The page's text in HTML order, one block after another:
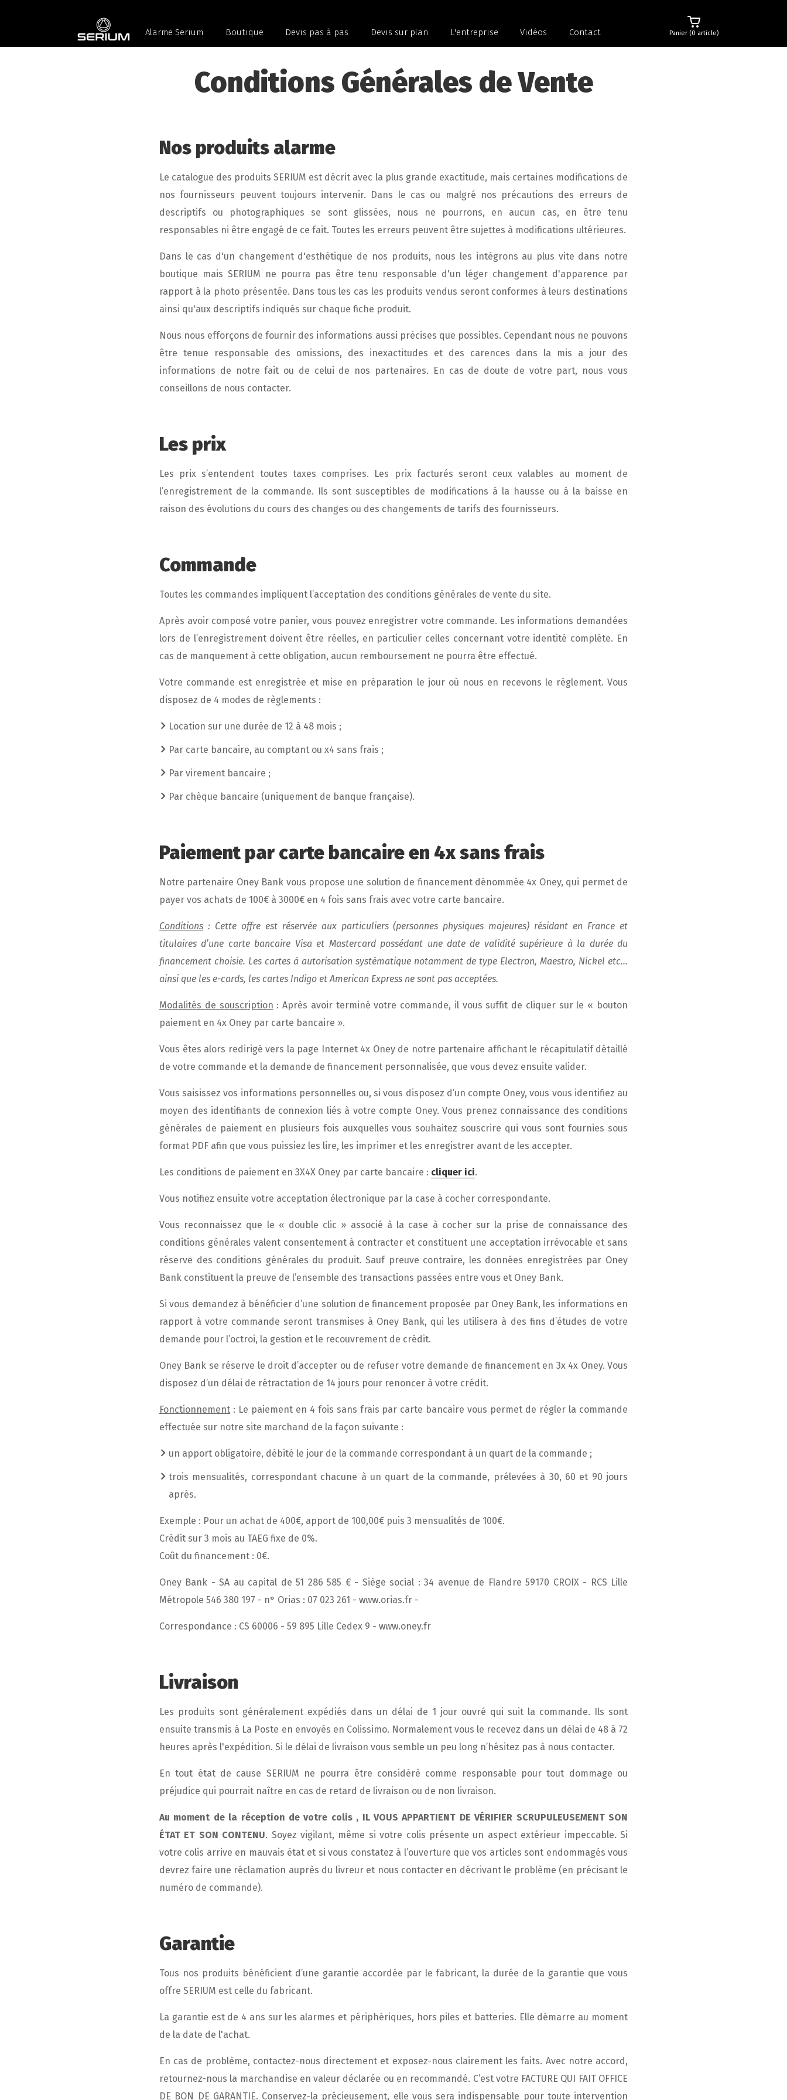
Alarme Serium Boutique Devis pas à pas Devis sur plan L'entreprise Vidéos Contact Panier (0 article)
Conditions Générales de Vente
Nos produits alarme
Le catalogue des produits SERIUM est décrit avec la plus grande exactitude, mais certaines modifications de
nos fournisseurs peuvent toujours intervenir. Dans le cas ou malgré nos précautions des erreurs de
descriptifs ou photographiques se sont glissées, nous ne pourrons, en aucun cas, en être tenu
responsables ni être engagé de ce fait. Toutes les erreurs peuvent être sujettes à modifications ultérieures.
Dans le cas d'un changement d'esthétique de nos produits, nous les intégrons au plus vite dans notre
boutique mais SERIUM ne pourra pas être tenu responsable d'un léger changement d'apparence par
rapport à la photo présentée. Dans tous les cas les produits vendus seront conformes à leurs destinations
ainsi qu'aux descriptifs indiqués sur chaque fiche produit.
Nous nous efforçons de fournir des informations aussi précises que possibles. Cependant nous ne pouvons
être tenue responsable des omissions, des inexactitudes et des carences dans la mis a jour des
informations de notre fait ou de celui de nos partenaires. En cas de doute de votre part, nous vous
conseillons de nous contacter.
Les prix
Les prix s’entendent toutes taxes comprises. Les prix facturés seront ceux valables au moment de
l’enregistrement de la commande. Ils sont susceptibles de modifications à la hausse ou à la baisse en
raison des évolutions du cours des changes ou des changements de tarifs des fournisseurs.
Commande
Toutes les commandes impliquent l’acceptation des conditions générales de vente du site.
Après avoir composé votre panier, vous pouvez enregistrer votre commande. Les informations demandées
lors de l’enregistrement doivent être réelles, en particulier celles concernant votre identité complète. En
cas de manquement à cette obligation, aucun remboursement ne pourra être effectué.
Votre commande est enregistrée et mise en préparation le jour où nous en recevons le règlement. Vous
disposez de 4 modes de règlements :
Location sur une durée de 12 à 48 mois ;
Par carte bancaire, au comptant ou x4 sans frais ;
Par virement bancaire ;
Par chèque bancaire (uniquement de banque française).
Paiement par carte bancaire en 4x sans frais
Notre partenaire Oney Bank vous propose une solution de financement dénommée 4x Oney, qui permet de
payer vos achats de 100€ à 3000€ en 4 fois sans frais avec votre carte bancaire.
Conditions : Cette offre est réservée aux particuliers (personnes physiques majeures) résidant en France et
titulaires d’une carte bancaire Visa et Mastercard possédant une date de validité supérieure à la durée du
financement choisie. Les cartes à autorisation systématique notamment de type Electron, Maestro, Nickel etc…
ainsi que les e-cards, les cartes Indigo et American Express ne sont pas acceptées.
Modalités de souscription : Après avoir terminé votre commande, il vous suffit de cliquer sur le « bouton
paiement en 4x Oney par carte bancaire ».
Vous êtes alors redirigé vers la page Internet 4x Oney de notre partenaire affichant le récapitulatif détaillé
de votre commande et la demande de financement personnalisée, que vous devez ensuite valider.
Vous saisissez vos informations personnelles ou, si vous disposez d’un compte Oney, vous vous identifiez au
moyen des identifiants de connexion liés à votre compte Oney. Vous prenez connaissance des conditions
générales de paiement en plusieurs fois auxquelles vous souhaitez souscrire qui vous sont fournies sous
format PDF afin que vous puissiez les lire, les imprimer et les enregistrer avant de les accepter.
Les conditions de paiement en 3X4X Oney par carte bancaire : cliquer ici.
Vous notifiez ensuite votre acceptation électronique par la case à cocher correspondante.
Vous reconnaissez que le « double clic » associé à la case à cocher sur la prise de connaissance des
conditions générales valent consentement à contracter et constituent une acceptation irrévocable et sans
réserve des conditions générales du produit. Sauf preuve contraire, les données enregistrées par Oney
Bank constituent la preuve de l’ensemble des transactions passées entre vous et Oney Bank.
Si vous demandez à bénéficier d’une solution de financement proposée par Oney Bank, les informations en
rapport à votre commande seront transmises à Oney Bank, qui les utilisera à des fins d’études de votre
demande pour l’octroi, la gestion et le recouvrement de crédit.
Oney Bank se réserve le droit d’accepter ou de refuser votre demande de financement en 3x 4x Oney. Vous
disposez d’un délai de rétractation de 14 jours pour renoncer à votre crédit.
Fonctionnement : Le paiement en 4 fois sans frais par carte bancaire vous permet de régler la commande
effectuée sur notre site marchand de la façon suivante :
un apport obligatoire, débité le jour de la commande correspondant à un quart de la commande ;
trois mensualités, correspondant chacune à un quart de la commande, prélevées à 30, 60 et 90 jours
après.
Exemple : Pour un achat de 400€, apport de 100,00€ puis 3 mensualités de 100€.
Crédit sur 3 mois au TAEG fixe de 0%.
Coût du financement : 0€.
Oney Bank - SA au capital de 51 286 585 € - Siège social : 34 avenue de Flandre 59170 CROIX - RCS Lille
Métropole 546 380 197 - n° Orias : 07 023 261 - www.orias.fr -
Correspondance : CS 60006 - 59 895 Lille Cedex 9 - www.oney.fr
Livraison
Les produits sont généralement expédiés dans un délai de 1 jour ouvré qui suit la commande. Ils sont
ensuite transmis à La Poste en envoyés en Colissimo. Normalement vous le recevez dans un délai de 48 à 72
heures après l'expédition. Si le délai de livraison vous semble un peu long n’hésitez pas à nous contacter.
En tout état de cause SERIUM ne pourra être considéré comme responsable pour tout dommage ou
préjudice qui pourrait naître en cas de retard de livraison ou de non livraison.
Au moment de la réception de votre colis , IL VOUS APPARTIENT DE VÉRIFIER SCRUPULEUSEMENT SON
ÉTAT ET SON CONTENU. Soyez vigilant, même si votre colis présente un aspect extérieur impeccable. Si
votre colis arrive en mauvais état et si vous constatez à l’ouverture que vos articles sont endommagés vous
devrez faire une réclamation auprès du livreur et nous contacter en décrivant le problème (en précisant le
numéro de commande).
Garantie
Tous nos produits bénéficient d’une garantie accordée par le fabricant, la durée de la garantie que vous
offre SERIUM est celle du fabricant.
La garantie est de 4 ans sur les alarmes et périphériques, hors piles et batteries. Elle démarre au moment
de la date de l'achat.
En cas de problème, contactez-nous directement et exposez-nous clairement les faits. Avec notre accord,
retournez-nous la marchandise en valeur déclarée ou en recommandé. C’est votre FACTURE QUI FAIT OFFICE
DE BON DE GARANTIE. Conservez-la précieusement, elle vous sera indispensable pour toute intervention